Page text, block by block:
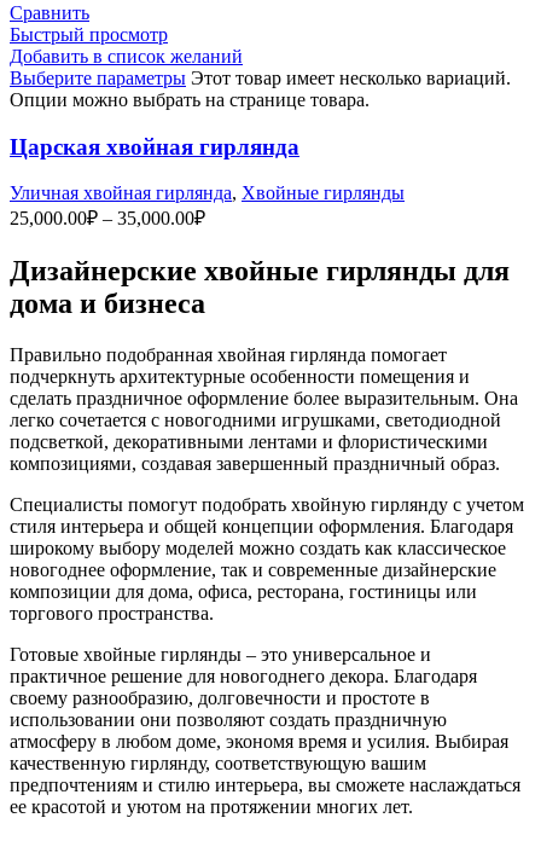
Сравнить
Быстрый просмотр
Добавить в список желаний
Выберите параметры Этот товар имеет несколько вариаций.
Опции можно выбрать на странице товара.
Царская хвойная гирлянда
Уличная хвойная гирлянда, Хвойные гирлянды
25,000.00₽ – 35,000.00₽
Дизайнерские хвойные гирлянды для
дома и бизнеса
Правильно подобранная хвойная гирлянда помогает
подчеркнуть архитектурные особенности помещения и
сделать праздничное оформление более выразительным. Она
легко сочетается с новогодними игрушками, светодиодной
подсветкой, декоративными лентами и флористическими
композициями, создавая завершенный праздничный образ.
Специалисты помогут подобрать хвойную гирлянду с учетом
стиля интерьера и общей концепции оформления. Благодаря
широкому выбору моделей можно создать как классическое
новогоднее оформление, так и современные дизайнерские
композиции для дома, офиса, ресторана, гостиницы или
торгового пространства.
Готовые хвойные гирлянды – это универсальное и
практичное решение для новогоднего декора. Благодаря
своему разнообразию, долговечности и простоте в
использовании они позволяют создать праздничную
атмосферу в любом доме, экономя время и усилия. Выбирая
качественную гирлянду, соответствующую вашим
предпочтениям и стилю интерьера, вы сможете наслаждаться
ее красотой и уютом на протяжении многих лет.